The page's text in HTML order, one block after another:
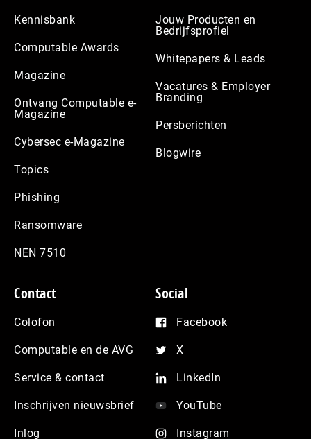
Kennisbank
Computable Awards
Magazine
Ontvang Computable e-
Magazine
Cybersec e-Magazine
Topics
Phishing
Ransomware
NEN 7510
Jouw Producten en
Bedrijfsprofiel
Whitepapers & Leads
Vacatures & Employer
Branding
Persberichten
Blogwire
Contact
Colofon
Computable en de AVG
Service & contact
Inschrijven nieuwsbrief
Inlog
Social
Facebook
X
LinkedIn
YouTube
Instagram